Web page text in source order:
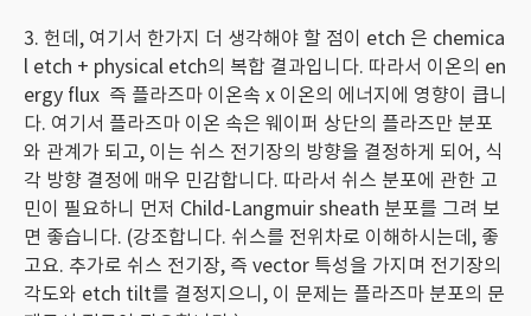
3. 헌데, 여기서 한가지 더 생각해야 할 점이 etch 은 chemica
l etch + physical etch의 복합 결과입니다. 따라서 이온의 en
ergy flux 즉 플라즈마 이온속 x 이온의 에너지에 영향이 큽니
다. 여기서 플라즈마 이온 속은 웨이퍼 상단의 플라즈만 분포
와 관계가 되고, 이는 쉬스 전기장의 방향을 결정하게 되어, 식
각 방향 결정에 매우 민감합니다. 따라서 쉬스 분포에 관한 고
민이 필요하니 먼저 Child-Langmuir sheath 분포를 그려 보
면 좋습니다. (강조합니다. 쉬스를 전위차로 이해하시는데, 좋
고요. 추가로 쉬스 전기장, 즉 vector 특성을 가지며 전기장의
각도와 etch tilt를 결정지으니, 이 문제는 플라즈마 분포의 문